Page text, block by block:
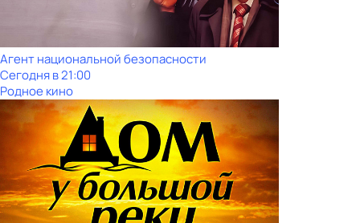
Агент национальной безопасности
Сегодня в 21:00
Родное кино